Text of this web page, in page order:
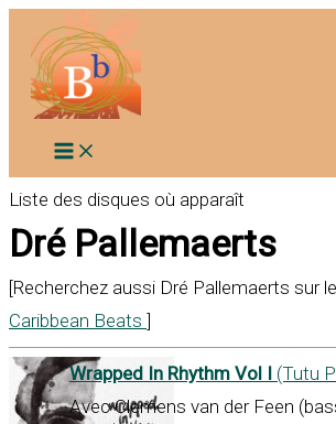
contenu
Liste des disques où apparaît
Dré Pallemaerts
[Recherchez aussi Dré Pallemaerts sur
Caribbean Beats ]
Wrapped In Rhythm Vol I (Tutu
Avec Clemens van der Feen